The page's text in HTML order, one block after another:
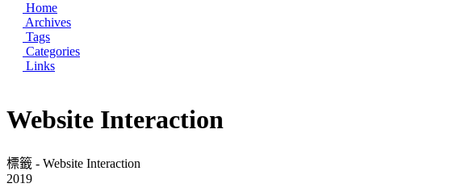
Home
Archives
Tags
Categories
Links
Website Interaction
標籤 - Website Interaction
2019